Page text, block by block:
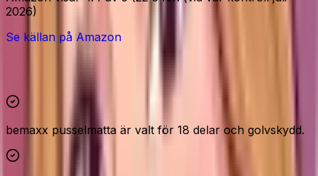
2026)
Se källan på Amazon
Höjdpunkter och reservationer
bemaxx pusselmatta är valt för 18 delar och golvskydd.